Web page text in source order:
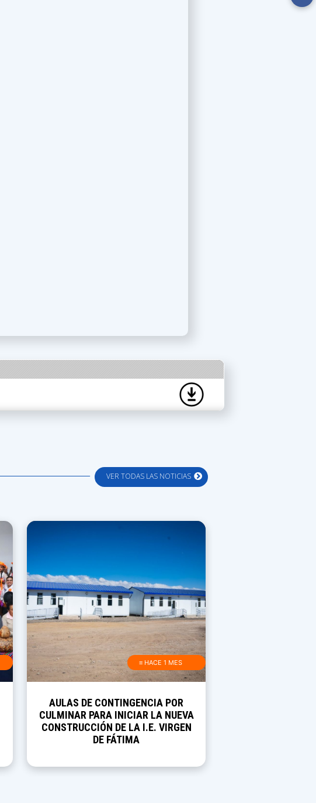
VER TODAS LAS NOTICIAS
≡ HACE 1 MES
AULAS DE CONTINGENCIA POR
CULMINAR PARA INICIAR LA NUEVA
CONSTRUCCIÓN DE LA I.E. VIRGEN
DE FÁTIMA